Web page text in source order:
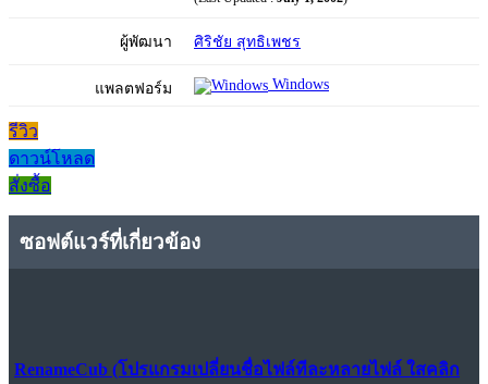
ผู้พัฒนา ศิริชัย สุทธิเพชร
แพลตฟอร์ม Windows
รีวิว
ดาวน์โหลด
สั่งซื้อ
ซอฟต์แวร์ที่เกี่ยวข้อง
RenameCub (โปรแกรมเปลี่ยนชื่อไฟล์ทีละหลายไฟล์ ใสคลิก